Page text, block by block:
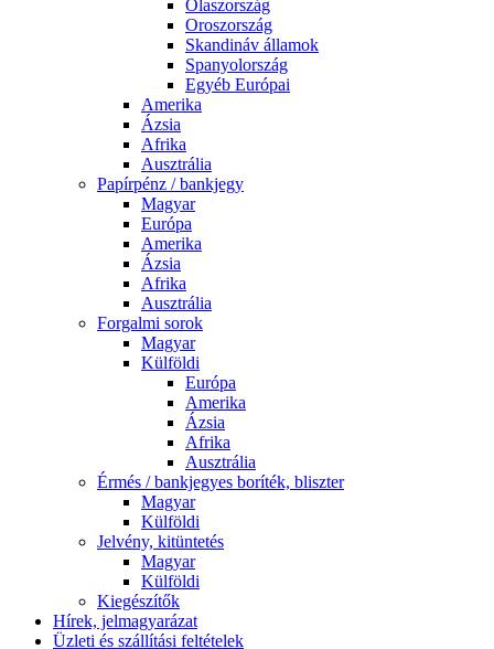
Olaszország
Oroszország
Skandináv államok
Spanyolország
Egyéb Európai
Amerika
Ázsia
Afrika
Ausztrália
Papírpénz / bankjegy
Magyar
Európa
Amerika
Ázsia
Afrika
Ausztrália
Forgalmi sorok
Magyar
Külföldi
Európa
Amerika
Ázsia
Afrika
Ausztrália
Érmés / bankjegyes boríték, bliszter
Magyar
Külföldi
Jelvény, kitüntetés
Magyar
Külföldi
Kiegészítők
Hírek, jelmagyarázat
Üzleti és szállítási feltételek